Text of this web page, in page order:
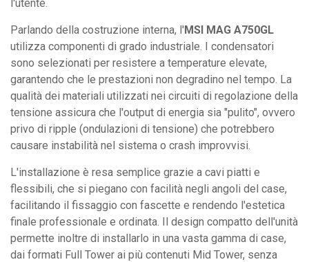
l'utente.
Parlando della costruzione interna, l'MSI MAG A750GL
utilizza componenti di grado industriale. I condensatori
sono selezionati per resistere a temperature elevate,
garantendo che le prestazioni non degradino nel tempo. La
qualità dei materiali utilizzati nei circuiti di regolazione della
tensione assicura che l'output di energia sia "pulito", ovvero
privo di ripple (ondulazioni di tensione) che potrebbero
causare instabilità nel sistema o crash improvvisi.
L'installazione è resa semplice grazie a cavi piatti e
flessibili, che si piegano con facilità negli angoli del case,
facilitando il fissaggio con fascette e rendendo l'estetica
finale professionale e ordinata. Il design compatto dell'unità
permette inoltre di installarlo in una vasta gamma di case,
dai formati Full Tower ai più contenuti Mid Tower, senza